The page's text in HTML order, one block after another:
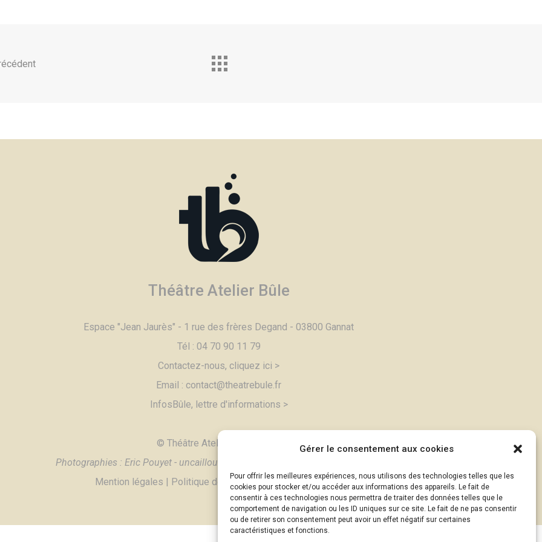
Gérer le consentement aux cookies
Pour offrir les meilleures expériences, nous utilisons des technologies telles que les
cookies pour stocker et/ou accéder aux informations des appareils. Le fait de
consentir à ces technologies nous permettra de traiter des données telles que le
comportement de navigation ou les ID uniques sur ce site. Le fait de ne pas consentir
ou de retirer son consentement peut avoir un effet négatif sur certaines
caractéristiques et fonctions.
Théâtre Atelier Bûle
Espace "Jean Jaurès" - 1 rue des frères Degand - 03800 Gannat
Tél : 04 70 90 11 79
Contactez-nous, cliquez ici >
Email : contact@theatrebule.fr
InfosBûle, lettre d'informations >
© Théâtre Atelier Bûle - 2025
Photographies : Eric Pouyet - uncaillou.blogspot.com
Mention légales | Politique de confidentialité des données